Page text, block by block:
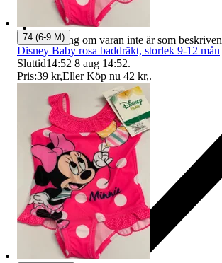
Ersättning om varan inte är som beskriven
74 (6-9 M)
Disney Baby rosa baddräkt, storlek 9-12 mån
Sluttid14:52 8 aug 14:52.
Pris:39 kr,Eller Köp nu 42 kr,.